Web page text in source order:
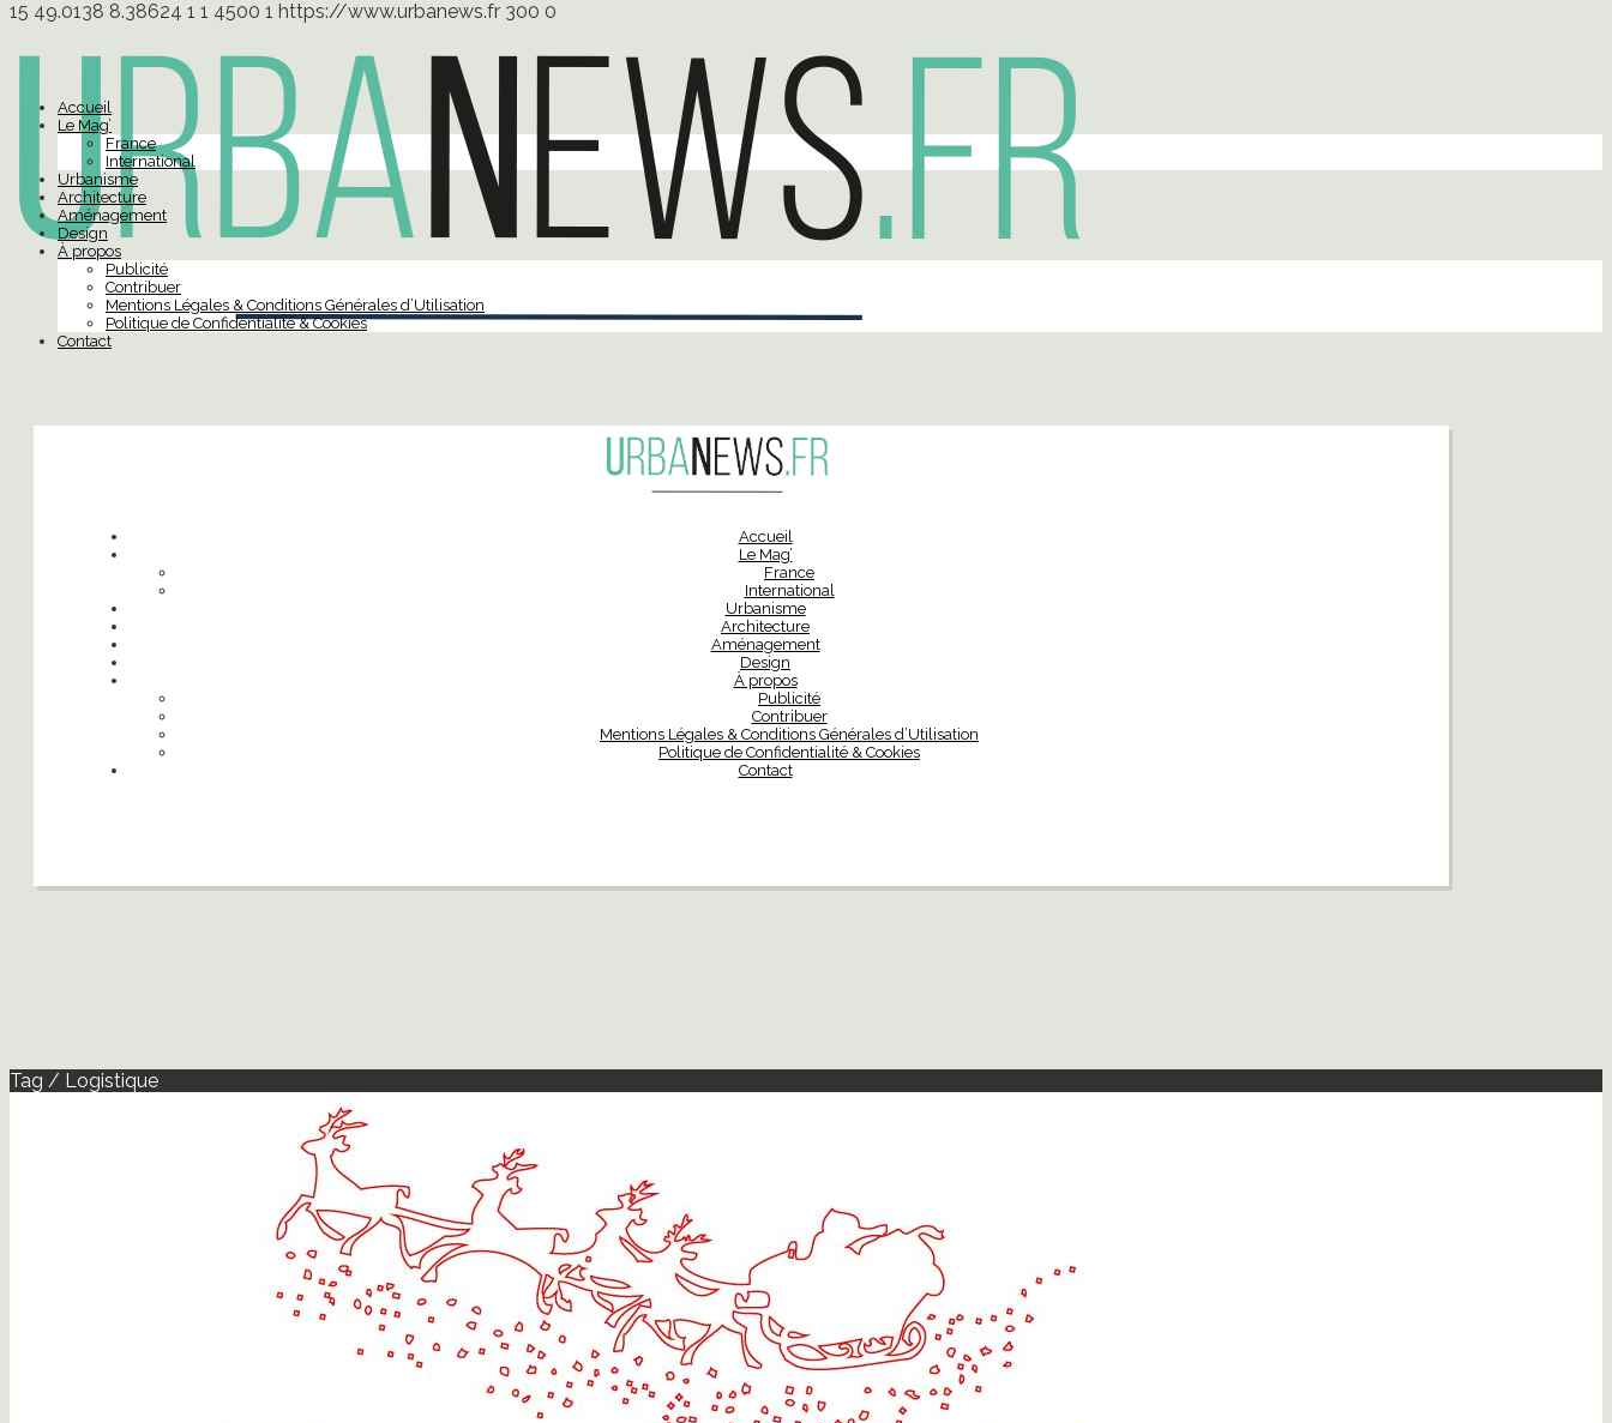
15 49.0138 8.38624 1 1 4500 1 https://www.urbanews.fr 300 0
Accueil
Le Mag’
France
International
Urbanisme
Architecture
Aménagement
Design
À propos
Publicité
Contribuer
Mentions Légales & Conditions Générales d’Utilisation
Politique de Confidentialité & Cookies
Contact
Accueil
Le Mag’
France
International
Urbanisme
Architecture
Aménagement
Design
À propos
Publicité
Contribuer
Mentions Légales & Conditions Générales d’Utilisation
Politique de Confidentialité & Cookies
Contact
Tag / Logistique